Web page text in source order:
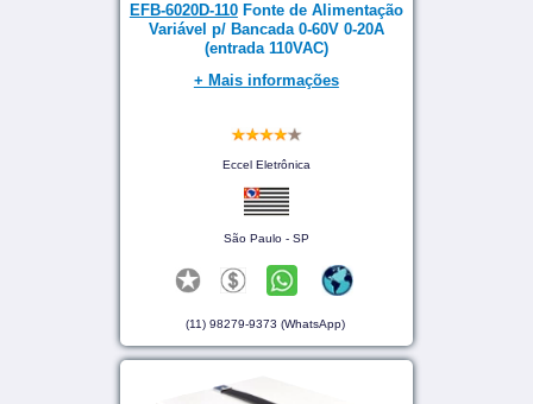
EFB-6020D-110Fonte de Alimentação
Variável p/ Bancada 0-60V 0-20A
(entrada 110VAC)
+ Mais informações
Eccel Eletrônica
São Paulo - SP
(11) 98279-9373 (WhatsApp)